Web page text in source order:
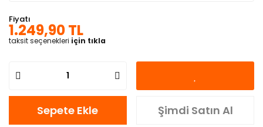
Fiyatı
1.249,90 TL
taksit seçenekleri için tıkla
Sepete Ekle Şimdi Satın Al